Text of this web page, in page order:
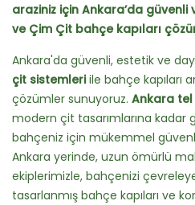
araziniz için Ankara’da
ve Çim Çit bahçe kapıları
Ankara'da güvenli, estetik ve
çit sistemleriile bahçe kapıları
çözümler sunuyoruz. Ankara
modern çit tasarımlarına kadar
bahçeniz için mükemmel
Ankara yerinde, uzun ömürlü
ekiplerimizle, bahçenizi
tasarlanmış bahçe kapıları ve